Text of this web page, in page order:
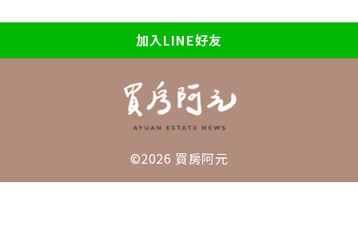
加入LINE好友
©2026 買房阿元